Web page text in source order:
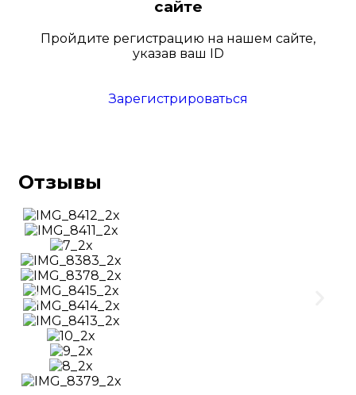
сайте
Пройдите регистрацию на нашем сайте,
указав ваш ID
Зарегистрироваться
Отзывы